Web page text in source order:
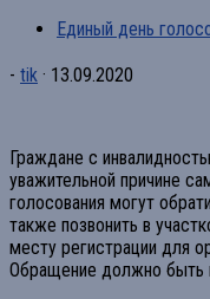
Единый день
- tik · 13.09.2020
Граждане с
уважительной причине
голосования могут
также позвонить в
месту регистрации для
Обращение должно быть